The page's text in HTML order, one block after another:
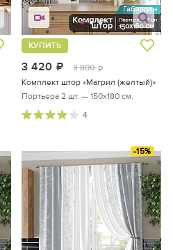
3 420 руб.
3 800 руб.
КУПИТЬ
Комплект штор «Магрил (желтый)»
Портьера 2 шт. — 150х180 см.
4
-15%